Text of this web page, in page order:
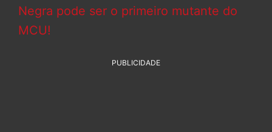
Negra pode ser o primeiro mutante do
MCU!
PUBLICIDADE